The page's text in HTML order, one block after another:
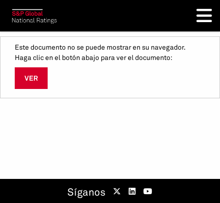
Este documento no se puede mostrar en su navegador.
Haga clic en el botón abajo para ver el documento:
VER
Síganos